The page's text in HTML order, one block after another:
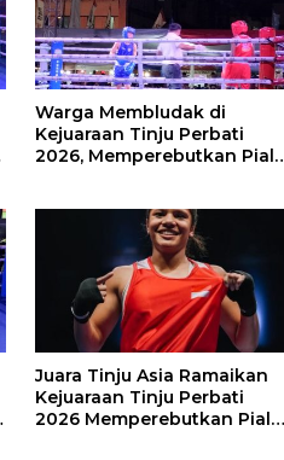
Warga Membludak di
Kejuaraan Tinju Perbati
2026, Memperebutkan Piala
Juara Tinju Asia Ramaikan
Kejuaraan Tinju Perbati
2026 Memperebutkan Piala